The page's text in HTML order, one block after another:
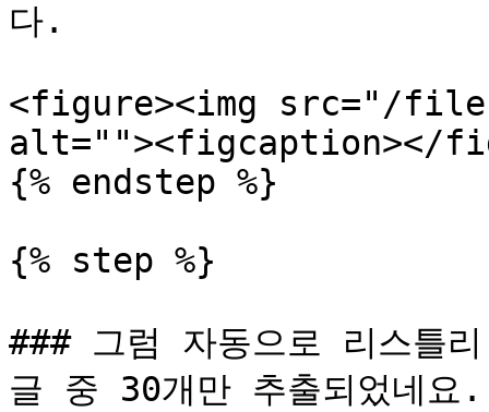
다.
<figure><img src="/files/
alt=""><figcaption></
{% endstep %}
{% step %}
### 그럼 자동으로 리스틀
글 중 30개만 추출되었네요.